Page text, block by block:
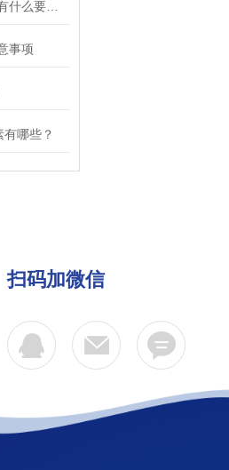
事项
哪些？
扫码加微信